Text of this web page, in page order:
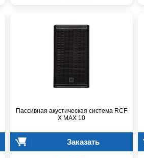
Пассивная акустическая система RCF
X MAX 10
Заказать